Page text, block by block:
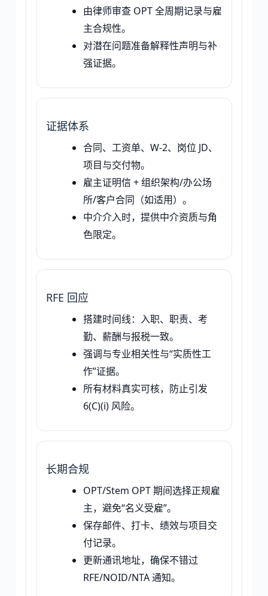
由律师审查 OPT 全周期记录与雇
主合规性。
对潜在问题准备解释性声明与补
强证据。
证据体系
合同、工资单、W-2、岗位 JD、
项目与交付物。
雇主证明信 + 组织架构/办公场
所/客户合同（如适用）。
中介介入时，提供中介资质与角
色限定。
RFE 回应
搭建时间线：入职、职责、考
勤、薪酬与报税一致。
强调与专业相关性与“实质性工
作”证据。
所有材料真实可核，防止引发
6(C)(i) 风险。
长期合规
OPT/Stem OPT 期间选择正规雇
主，避免“名义受雇”。
保存邮件、打卡、绩效与项目交
付记录。
更新通讯地址，确保不错过
RFE/NOID/NTA 通知。